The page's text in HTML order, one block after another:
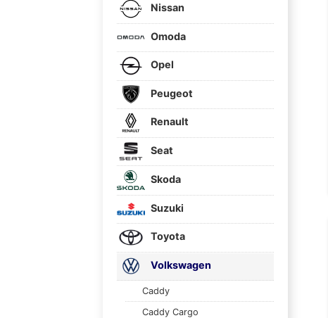
Nissan
Omoda
Opel
Peugeot
Renault
Seat
Skoda
Suzuki
Toyota
Volkswagen
Caddy
Caddy Cargo